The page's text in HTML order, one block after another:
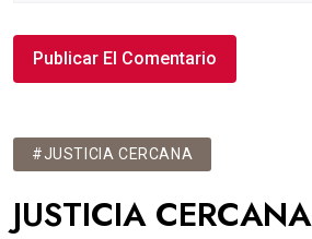
#JUSTICIA CERCANA
JUSTICIA CERCANA